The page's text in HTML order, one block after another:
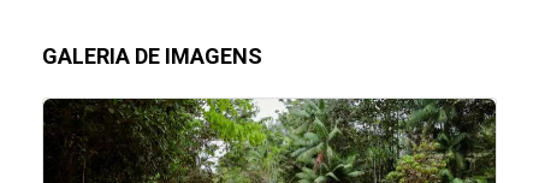
GALERIA DE IMAGENS